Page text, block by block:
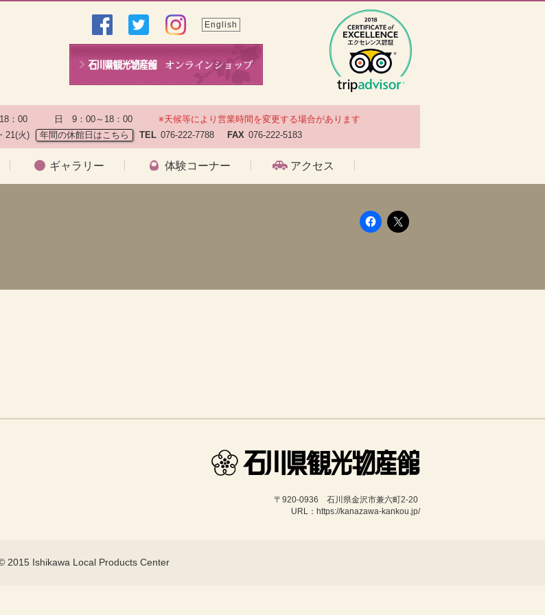
English
18：00　　　日　9：00～18：00
※天候等により営業時間を変更する場合があります
21(火) 年間の休館日はこちら TEL 076-222-7788 FAX 076-222-5183
ギャラリー 体験コーナー アクセス
〒920-0936　石川県金沢市兼六町2-20
URL：https://kanazawa-kankou.jp/
2015 Ishikawa Local Products Center